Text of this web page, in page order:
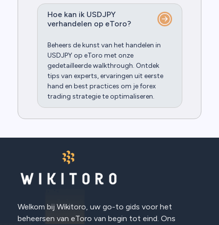
Hoe kan ik USDJPY
verhandelen op eToro?
Beheers de kunst van het handelen in
USDJPY op eToro met onze
gedetailleerde walkthrough. Ontdek
tips van experts, ervaringen uit eerste
hand en best practices om je forex
trading strategie te optimaliseren.
Welkom bij Wikitoro, uw go-to gids voor het
beheersen van eToro van begin tot eind. Ons